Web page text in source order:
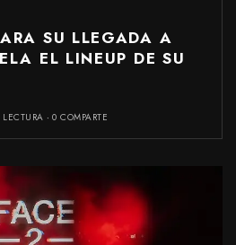
SU LLEGADA A
EL LINEUP DE SU
0 COMPARTE